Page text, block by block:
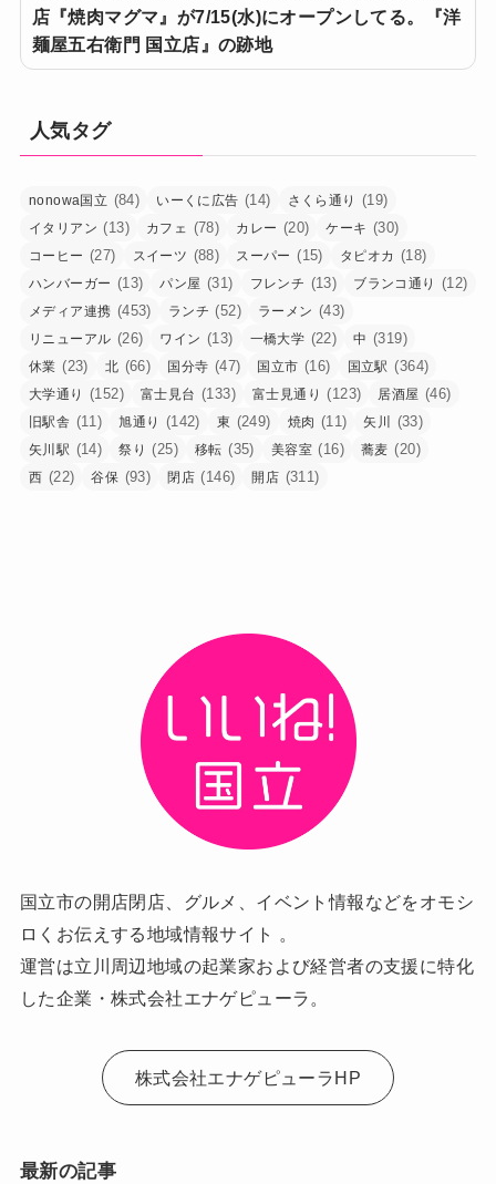
店『焼肉マグマ』が7/15(水)にオープンしてる。『洋
麺屋五右衛門 国立店』の跡地
人気タグ
nonowa国立 (84) いーくに広告 (14) さくら通り (19)
イタリアン (13) カフェ (78) カレー (20) ケーキ (30)
コーヒー (27) スイーツ (88) スーパー (15) タピオカ (18)
ハンバーガー (13) パン屋 (31) フレンチ (13) ブランコ通り (12)
メディア連携 (453) ランチ (52) ラーメン (43)
リニューアル (26) ワイン (13) 一橋大学 (22) 中 (319)
休業 (23) 北 (66) 国分寺 (47) 国立市 (16) 国立駅 (364)
大学通り (152) 富士見台 (133) 富士見通り (123) 居酒屋 (46)
旧駅舎 (11) 旭通り (142) 東 (249) 焼肉 (11) 矢川 (33)
矢川駅 (14) 祭り (25) 移転 (35) 美容室 (16) 蕎麦 (20)
西 (22) 谷保 (93) 閉店 (146) 開店 (311)
国立市の開店閉店、グルメ、イベント情報などをオモシ
ロくお伝えする地域情報サイト 。
運営は立川周辺地域の起業家および経営者の支援に特化
した企業・株式会社エナゲピューラ。
株式会社エナゲピューラHP
最新の記事